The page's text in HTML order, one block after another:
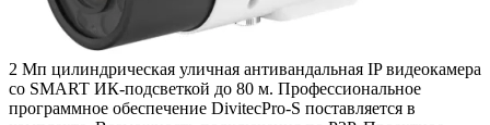
2 Мп цилиндрическая уличная антивандальная IP видеокамера
со SMART ИК-подсветкой до 80 м. Профессиональное
программное обеспечение DivitecPro-S поставляется в